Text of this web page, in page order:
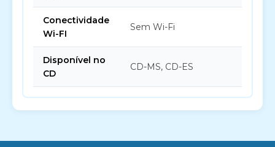
Conectividade
Wi-FI
Sem Wi-Fi
Disponível no
CD
CD-MS, CD-ES